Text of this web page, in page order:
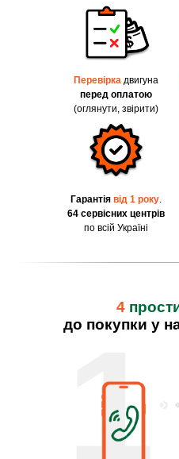
Перевірка двигуна
перед оплатою
(оглянути, звірити)
Гарантія від 1 року.
64 сервісних центрів
по всій Україні
1
4
до покупки у